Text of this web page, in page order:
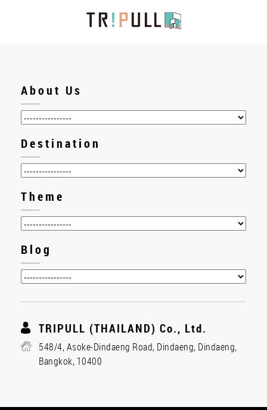
About Us
Destination
Theme
Blog
TRIPULL (THAILAND) Co., Ltd.
548/4, Asoke-Dindaeng Road, Dindaeng, Dindaeng,
Bangkok, 10400